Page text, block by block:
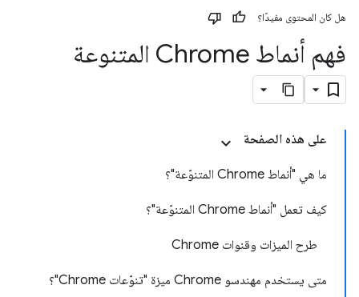
هل كان المحتوى مفيدًا؟
فهم أنماط Chrome المتنوعة
على هذه الصفحة
ما هي "أنماط Chrome المتنوّعة"؟
كيف تعمل "أنماط Chrome المتنوّعة"؟
طرح الميزات وقنوات Chrome
متى يستخدم مهندسو Chrome ميزة "تنوّعات Chrome"؟